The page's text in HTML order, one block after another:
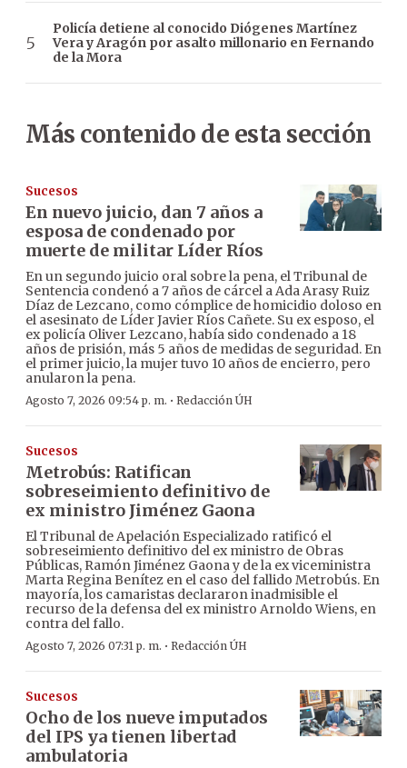
Policía detiene al conocido Diógenes Martínez
Vera y Aragón por asalto millonario en Fernando
de la Mora
Más contenido de esta sección
Sucesos
En nuevo juicio, dan 7 años a
esposa de condenado por
muerte de militar Líder Ríos
En un segundo juicio oral sobre la pena, el Tribunal de
Sentencia condenó a 7 años de cárcel a Ada Arasy Ruiz
Díaz de Lezcano, como cómplice de homicidio doloso en
el asesinato de Líder Javier Ríos Cañete. Su ex esposo, el
ex policía Oliver Lezcano, había sido condenado a 18
años de prisión, más 5 años de medidas de seguridad. En
el primer juicio, la mujer tuvo 10 años de encierro, pero
anularon la pena.
Agosto 7, 2026 09:54 p. m. · Redacción ÚH
Sucesos
Metrobús: Ratifican
sobreseimiento definitivo de
ex ministro Jiménez Gaona
El Tribunal de Apelación Especializado ratificó el
sobreseimiento definitivo del ex ministro de Obras
Públicas, Ramón Jiménez Gaona y de la ex viceministra
Marta Regina Benítez en el caso del fallido Metrobús. En
mayoría, los camaristas declararon inadmisible el
recurso de la defensa del ex ministro Arnoldo Wiens, en
contra del fallo.
Agosto 7, 2026 07:31 p. m. · Redacción ÚH
Sucesos
Ocho de los nueve imputados
del IPS ya tienen libertad
ambulatoria